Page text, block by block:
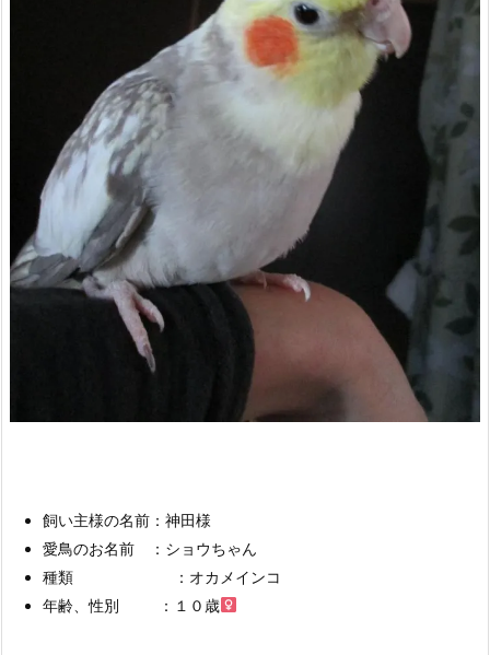
飼い主様の名前：神田様
愛鳥のお名前 ：ショウちゃん
種類 ：オカメインコ
年齢、性別 ：１０歳